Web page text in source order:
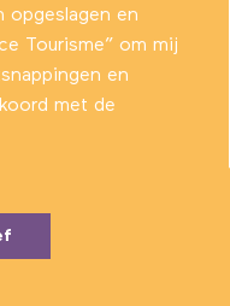
opgeslagen en
Tourisme” om mij
en
met de